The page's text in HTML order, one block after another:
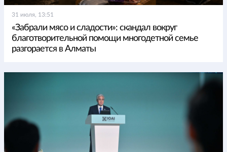
31 июля, 13:51
«Забрали мясо и сладости»: скандал вокруг
благотворительной помощи многодетной семье
разгорается в Алматы